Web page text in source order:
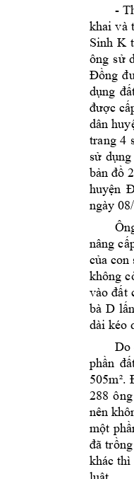
-
khai và
Sinh K
ông sử
Đồng
dụng
được
dân
trang 4
sử dụng
bản đồ
huyện
ngày
nâng
của con
không
vào đất
bà D lấn
dài kéo
Do
phần
505m².
288 ông
nên
một
đã t
khác thì